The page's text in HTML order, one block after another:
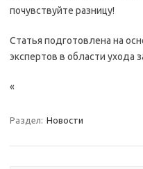
почувствуйте разницу!
Статья подготовлена на
экспертов в области ухода
«
Раздел: Новости